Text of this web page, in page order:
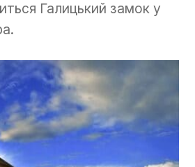
Галицький замок у